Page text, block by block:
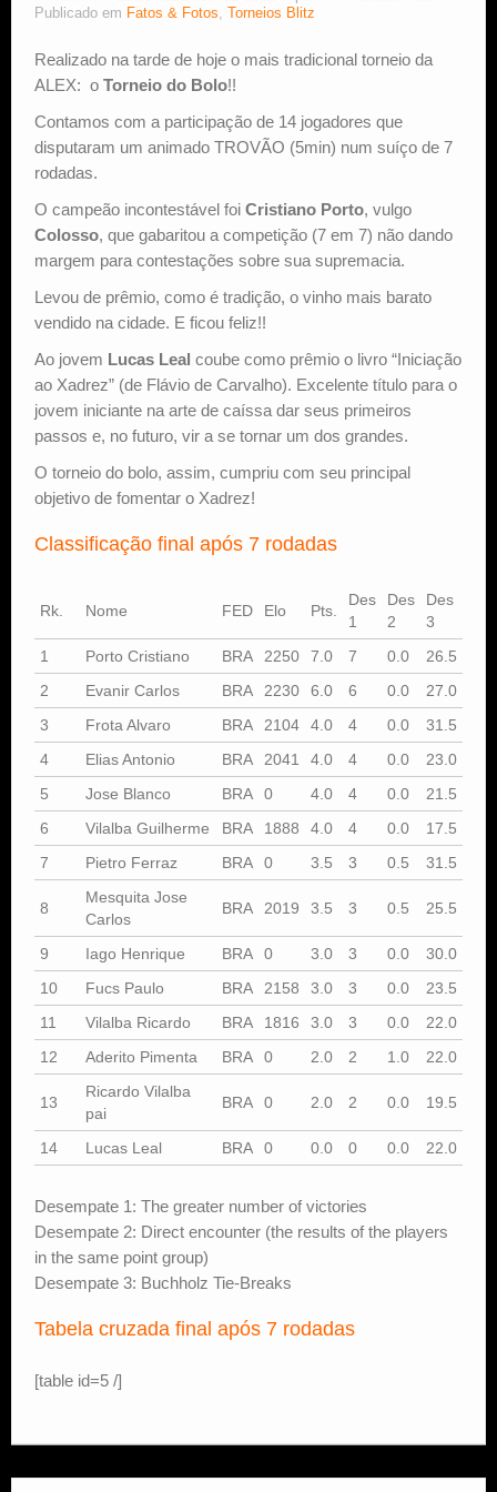
Publicado em Fatos & Fotos, Torneios Blitz
Realizado na tarde de hoje o mais tradicional torneio da
ALEX: o Torneio do Bolo!!
Contamos com a participação de 14 jogadores que
disputaram um animado TROVÃO (5min) num suíço de 7
rodadas.
O campeão incontestável foi Cristiano Porto, vulgo
Colosso, que gabaritou a competição (7 em 7) não dando
margem para contestações sobre sua supremacia.
Levou de prêmio, como é tradição, o vinho mais barato
vendido na cidade. E ficou feliz!!
Ao jovem Lucas Leal coube como prêmio o livro “Iniciação
ao Xadrez” (de Flávio de Carvalho). Excelente título para o
jovem iniciante na arte de caíssa dar seus primeiros
passos e, no futuro, vir a se tornar um dos grandes.
O torneio do bolo, assim, cumpriu com seu principal
objetivo de fomentar o Xadrez!
Classificação final após 7 rodadas
Rk. Nome FED Elo Pts.
Des
1
Des
2
Des
3
1
Porto Cristiano BRA 2250 7.0 7 0.0
26.5
2
Evanir Carlos BRA 2230 6.0 6 0.0
27.0
3
Frota Alvaro BRA 2104 4.0 4 0.0
31.5
4
Elias Antonio BRA 2041 4.0 4 0.0
23.0
5
Jose Blanco BRA 0 4.0 4 0.0
21.5
6
Vilalba Guilherme BRA 1888 4.0 4 0.0
17.5
7
Pietro Ferraz BRA 0 3.5 3 0.5 31.5
8
Mesquita Jose
Carlos
BRA 2019 3.5 3 0.5 25.5
9 Iago Henrique BRA 0 3.0 3 0.0
30.0
10
Fucs Paulo BRA 2158 3.0 3 0.0
23.5
11
Vilalba Ricardo BRA 1816 3.0 3 0.0
22.0
12
Aderito Pimenta BRA 0 2.0 2 1.0 22.0
13
Ricardo Vilalba
pai
BRA 0 2.0 2 0.0 19.5
14 Lucas Leal BRA 0 0.0 0 0.0 22.0
Desempate 1: The greater number of victories
Desempate 2: Direct encounter (the results of the players
in the same point group)
Desempate 3: Buchholz Tie-Breaks
Tabela cruzada final após 7 rodadas
[table id=5 /]